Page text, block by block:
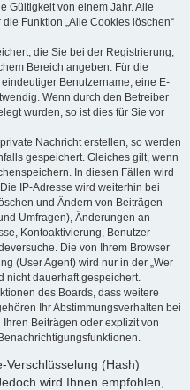
Gültigkeit von einem Jahr. Alle
Funktion „Alle Cookies löschen“
die Sie bei der Registrierung,
Bereich angeben. Für die
Benutzername, eine E-
Wenn durch den Betreiber
wurden, so ist dies für Sie vor
Nachricht erstellen, so werden
gespeichert. Gleiches gilt, wenn
In diesen Fällen wird
IP-Adresse wird weiterhin bei
und Ändern von Beiträgen
Umfragen), Änderungen an
Kontoaktivierung, Benutzer-
Die von Ihrem Browser
(User Agent) wird nur in der „Wer
nicht dauerhaft gespeichert.
des Boards, dass weitere
Ihr Abstimmungsverhalten bei
Beiträgen oder explizit von
Verschlüsselung (Hash)
wird Ihnen empfohlen,